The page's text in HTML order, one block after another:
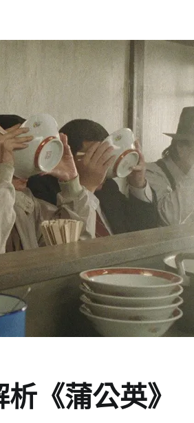
《蒲公英》